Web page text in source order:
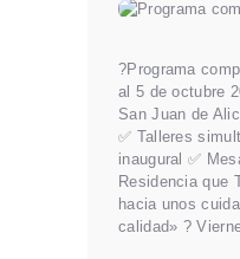
?Programa
al 5 de octubre
San Juan de
✅ Talleres
inaugural ✅
Residencia que
hacia unos
calidad» ?